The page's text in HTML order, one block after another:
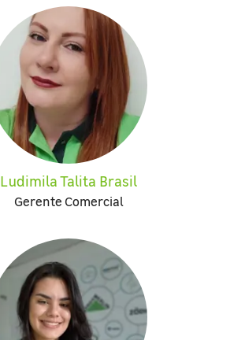
Ludimila Talita Brasil
Gerente Comercial